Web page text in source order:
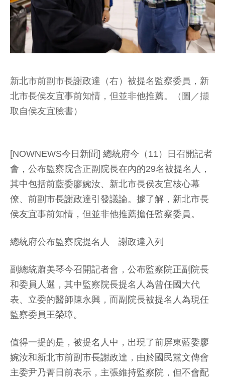
新北市前副市長謝政達（右）被提名監察委員，新
北市長侯友宜事前知情，但並非他推薦。（圖／擷
取自侯友宜臉書）
[NOWNEWS今日新聞] 總統府今（11）日召開記者
會，公布監察院含正副院長在內的29名被提名人，
其中包括前藍委廖婉汝、新北市長侯友宜核心幕
僚、前副市長謝政達引發議論。據了解，新北市長
侯友宜事前知情，但並非他推薦擔任監察委員。
總統府公布監察院提名人 謝政達入列
副總統蕭美琴今召開記者會，公布監察院正副院長
和委員人選，其中監察院長提名人為曾任國大代
表、立委的醫師陳永興，而副院長被提名人為現任
監察委員王榮璋。
值得一提的是，被提名人中，出現了前屏東藍委廖
婉汝和新北市前副市長謝政達，由於國民黨文傳會
主委尹乃菁日前表示，主張維持監察院，但不會配